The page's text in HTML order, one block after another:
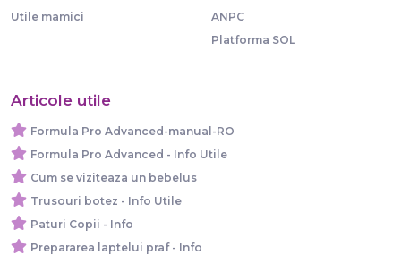
Utile mamici
ANPC
Platforma SOL
Articole utile
Formula Pro Advanced-manual-RO
Formula Pro Advanced - Info Utile
Cum se viziteaza un bebelus
Trusouri botez - Info Utile
Paturi Copii - Info
Prepararea laptelui praf - Info